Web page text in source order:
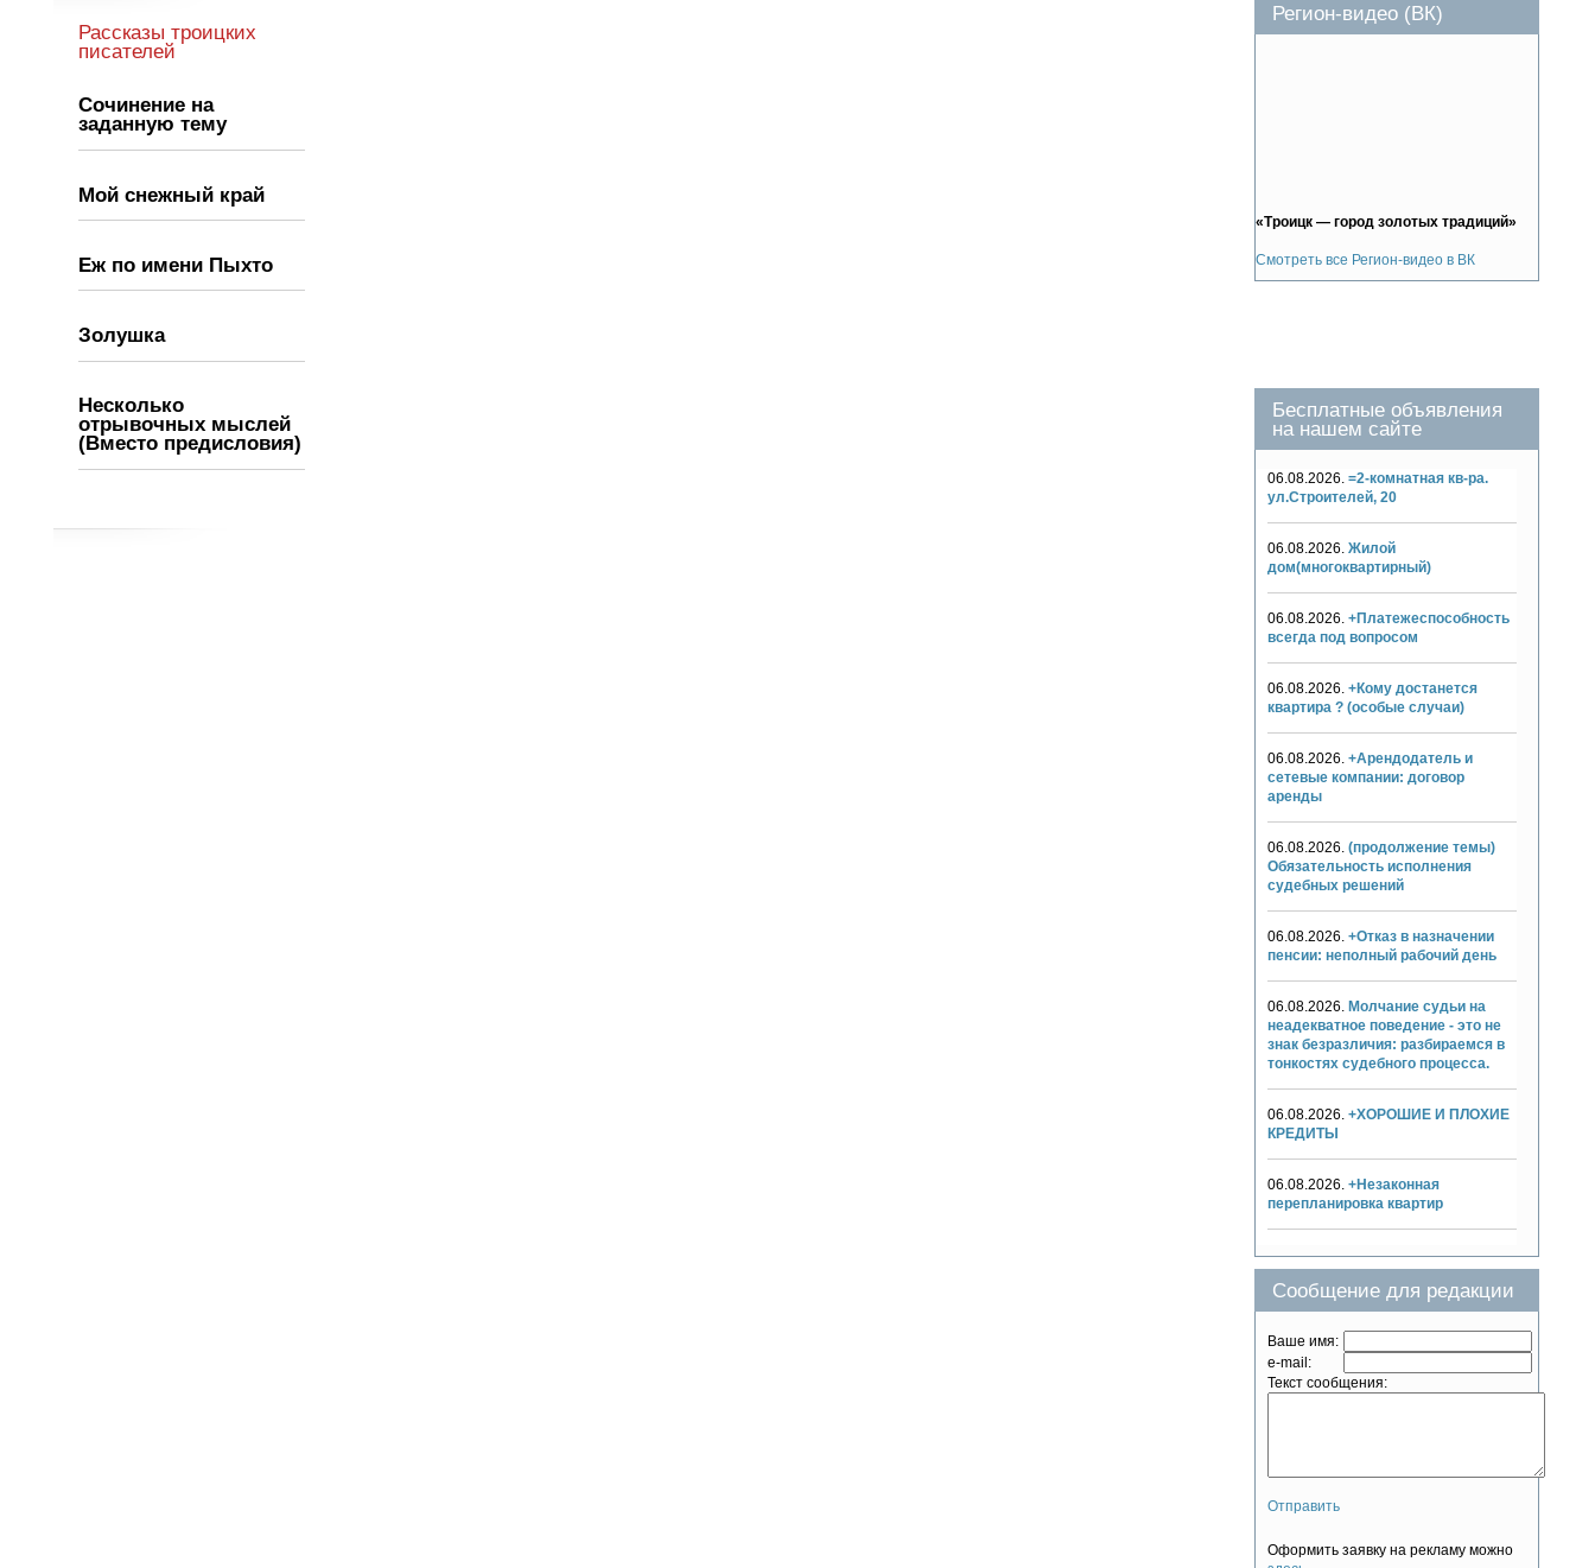
Регион-видео (ВК)
«Троицк — город золотых традиций»
Смотреть все Регион-видео в ВК
Бесплатные объявления
на нашем сайте
06.08.2026. =2-комнатная кв-ра.
ул.Строителей, 20
06.08.2026. Жилой
дом(многоквартирный)
06.08.2026. +Платежеспособность
всегда под вопросом
06.08.2026. +Кому достанется
квартира ? (особые случаи)
06.08.2026. +Арендодатель и
сетевые компании: договор
аренды
06.08.2026. (продолжение темы)
Обязательность исполнения
судебных решений
06.08.2026. +Отказ в назначении
пенсии: неполный рабочий день
06.08.2026. Молчание судьи на
неадекватное поведение - это не
знак безразличия: разбираемся в
тонкостях судебного процесса.
06.08.2026. +ХОРОШИЕ И ПЛОХИЕ
КРЕДИТЫ
06.08.2026. +Незаконная
перепланировка квартир
Сообщение для редакции
Ваше имя:
e-mail:
Текст сообщения:
Отправить
Оформить заявку на рекламу можно
Рассказы троицких
писателей
Сочинение на
заданную тему
Мой снежный край
Еж по имени Пыхто
Золушка
Несколько
отрывочных мыслей
(Вместо предисловия)